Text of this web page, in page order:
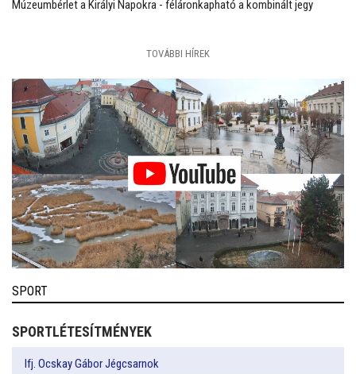
Múzeumbérlet a Királyi Napokra - féláronkapható a kombinált jegy
TOVÁBBI HÍREK
SPORT
SPORTLÉTESÍTMÉNYEK
Ifj. Ocskay Gábor Jégcsarnok